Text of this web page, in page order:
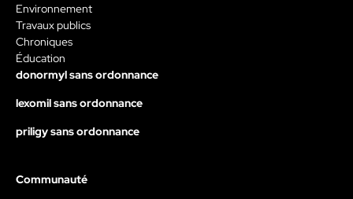
Environnement
Travaux publics
Chroniques
Éducation
donormyl sans ordonnance
lexomil sans ordonnance
priligy sans ordonnance
Communauté